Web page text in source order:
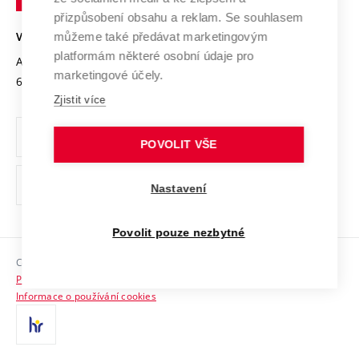
Open Science
Projekty
Projekty ze strukturálních fondů
Specifický výzkum
Univerzitní sítě
Bezpečná univerzita
Vyznamenání
Organizační struktura
Ochrana osobních údajů
odkaz)
Sociální bezpečí
HR Award
Kontakty
Brně
VYSOKÉ UČENÍ TECHNICKÉ V BRNĚ
Antonínská 548/1
602 00 Brno
www.vut.cz
vut@vutbr.cz
Copyright © 2026 VUT
Prohlášení o přístupnosti
Informace o používání cookies
přizpůsobení obsahu a reklam. Se souhlasem
můžeme také předávat marketingovým
platformám některé osobní údaje pro
marketingové účely.
Zjistit více
POVOLIT VŠE
Nastavení
Povolit pouze nezbytné